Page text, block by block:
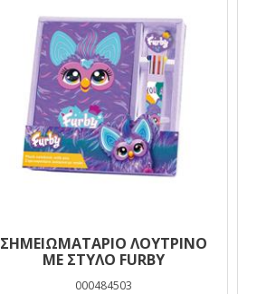
ΣΗΜΕΙΩΜΑΤΑΡΙΟ ΛΟΥΤΡΙΝΟ
ΜΕ ΣΤΥΛΟ FURBY
000484503